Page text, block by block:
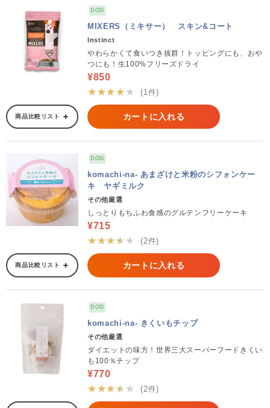
DOG
MIXERS（ミキサー） スキン&コート
Instinct
やわらかくて食いつき抜群！トッピングにも、おや
つにも！生100%フリーズドライ
¥850
★★★★★
(1件)
商品比較リスト カートに入れる
DOG
komachi-na- あまざけと米粉のシフォンケー
キ ヤギミルク
その他厳選
しっとりもちふわ食感のグルテンフリーケーキ
¥715
★★★★★
(2件)
商品比較リスト カートに入れる
DOG
komachi-na- きくいもチップ
その他厳選
ダイエットの味方！世界三大スーパーフードきくい
も100％チップ
¥770
★★★★★
(2件)